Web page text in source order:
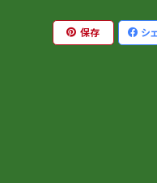
針山／ピンクッション
保存 シ